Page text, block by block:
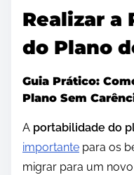
Realizar a
do Plano
Guia Prático:
Plano Sem
A portabilidade do
importante para os
migrar para um